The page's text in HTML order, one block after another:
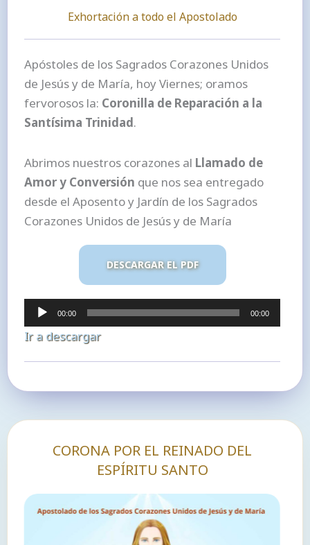
Exhortación a todo el Apostolado
Apóstoles de los Sagrados Corazones Unidos
de Jesús y de María, hoy Viernes; oramos
fervorosos la: Coronilla de Reparación a la
Santísima Trinidad.
Abrimos nuestros corazones al Llamado de
Amor y Conversión que nos sea entregado
desde el Aposento y Jardín de los Sagrados
Corazones Unidos de Jesús y de María
DESCARGAR EL PDF
Reproductor
de
audio
00:00 00:00
Ir a descargar
CORONA POR EL REINADO DEL
ESPÍRITU SANTO